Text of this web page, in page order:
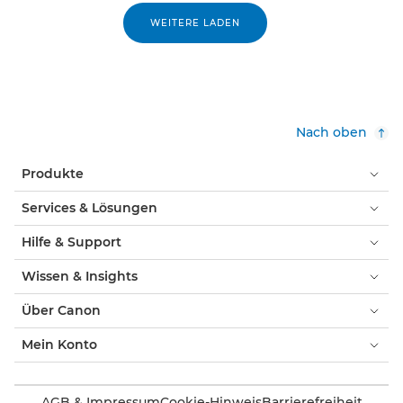
WEITERE LADEN
Nach oben
Produkte
Services & Lösungen
Hilfe & Support
Wissen & Insights
Über Canon
Mein Konto